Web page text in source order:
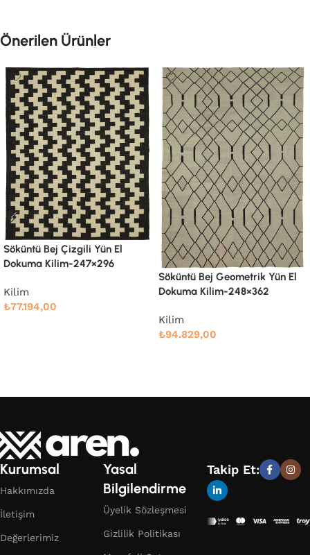
Önerilen Ürünler
Dokuma Kilim-248×362
Söküntü Bej Modern Dizayn
Yün El Dokuma Kilim-247×303
Kilim
Devamını oku
Kurumsal
Hakkımızda
İletişim
Değerlerimiz
Yasal
Bilgilendirme
Üyelik Sözleşmesi
Gizlilik Politikası
Takip Et: